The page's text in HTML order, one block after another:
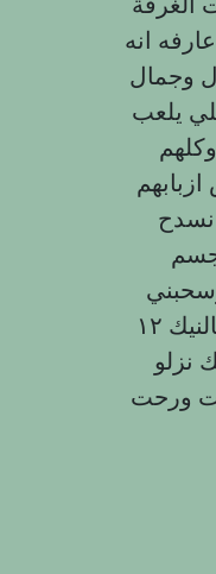
ما كنت عارفه انه
وجمال
يلعب
وربطني بحبل على السرير وصار ينيكون بالدور وما خلو حركه وما ناكوني فيها بدينا بالنيك ١٢
نزلو
ورحت